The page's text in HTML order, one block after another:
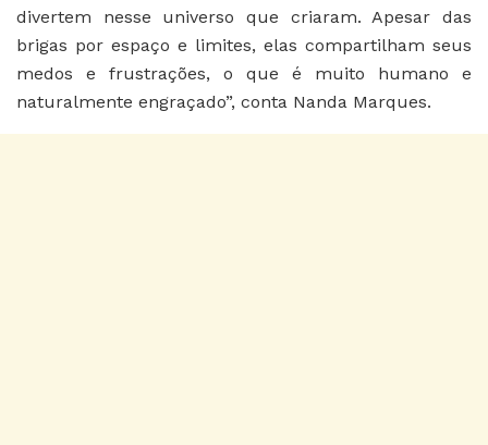
divertem nesse universo que criaram. Apesar das
brigas por espaço e limites, elas compartilham seus
medos e frustrações, o que é muito humano e
naturalmente engraçado”, conta Nanda Marques.